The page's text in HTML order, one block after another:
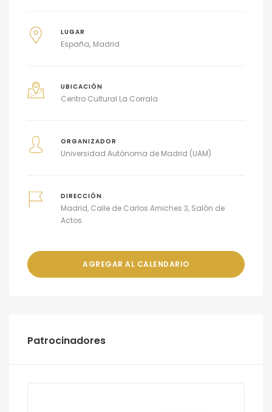
LUGAR
España Madrid
UBICACIÓN
Centro Cultural La Corrala
ORGANIZADOR
Universidad Autónoma de Madrid (UAM)
DIRECCIÓN
Madrid, Calle de Carlos Arniches 3, Salón de
Actos
AGREGAR AL CALENDARIO
Patrocinadores